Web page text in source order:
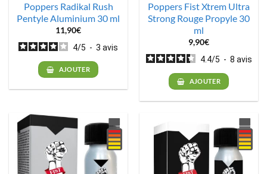
Poppers Radikal Rush
Pentyle Aluminium 30 ml
11,90€
4/5 - 3 avis
AJOUTER
Poppers Fist Xtrem Ultra
Strong Rouge Propyle 30
ml
9,90€
4.4/5 - 8 avis
AJOUTER